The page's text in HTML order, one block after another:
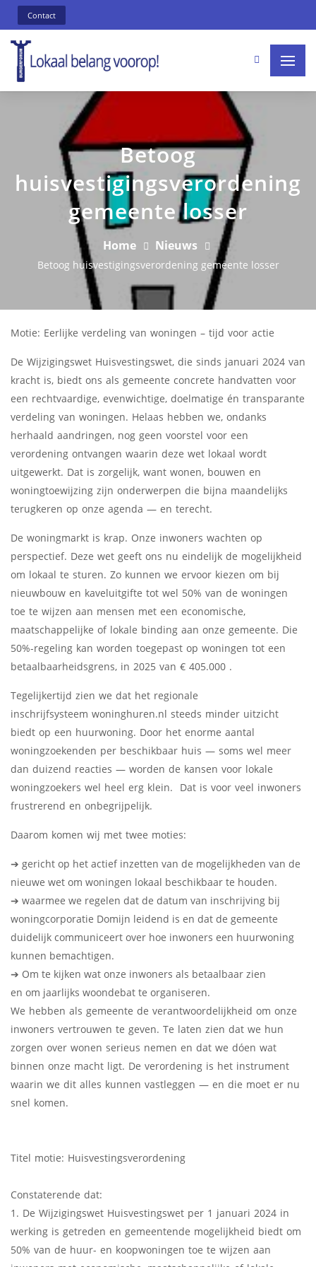
Contact
Betoog
huisvestigingsverordening
gemeente losser
Home Nieuws
Betoog huisvestigingsverordening gemeente losser
Motie: Eerlijke verdeling van woningen – tijd voor actie
De Wijzigingswet Huisvestingswet, die sinds januari 2024 van
kracht is, biedt ons als gemeente concrete handvatten voor
een rechtvaardige, evenwichtige, doelmatige én transparante
verdeling van woningen. Helaas hebben we, ondanks
herhaald aandringen, nog geen voorstel voor een
verordening ontvangen waarin deze wet lokaal wordt
uitgewerkt. Dat is zorgelijk, want wonen, bouwen en
woningtoewijzing zijn onderwerpen die bijna maandelijks
terugkeren op onze agenda — en terecht.
De woningmarkt is krap. Onze inwoners wachten op
perspectief. Deze wet geeft ons nu eindelijk de mogelijkheid
om lokaal te sturen. Zo kunnen we ervoor kiezen om bij
nieuwbouw en kaveluitgifte tot wel 50% van de woningen
toe te wijzen aan mensen met een economische,
maatschappelijke of lokale binding aan onze gemeente. Die
50%-regeling kan worden toegepast op woningen tot een
betaalbaarheidsgrens, in 2025 van € 405.000 .
Tegelijkertijd zien we dat het regionale
inschrijfsysteem woninghuren.nl steeds minder uitzicht
biedt op een huurwoning. Door het enorme aantal
woningzoekenden per beschikbaar huis — soms wel meer
dan duizend reacties — worden de kansen voor lokale
woningzoekers wel heel erg klein. Dat is voor veel inwoners
frustrerend en onbegrijpelijk.
Daarom komen wij met twee moties:
➔ gericht op het actief inzetten van de mogelijkheden van de
nieuwe wet om woningen lokaal beschikbaar te houden.
➔ waarmee we regelen dat de datum van inschrijving bij
woningcorporatie Domijn leidend is en dat de gemeente
duidelijk communiceert over hoe inwoners een huurwoning
kunnen bemachtigen.
➔ Om te kijken wat onze inwoners als betaalbaar zien
en om jaarlijks woondebat te organiseren.
We hebben als gemeente de verantwoordelijkheid om onze
inwoners vertrouwen te geven. Te laten zien dat we hun
zorgen over wonen serieus nemen en dat we dóen wat
binnen onze macht ligt. De verordening is het instrument
waarin we dit alles kunnen vastleggen — en die moet er nu
snel komen.
Titel motie: Huisvestingsverordening
Constaterende dat:
1. De Wijzigingswet Huisvestingswet per 1 januari 2024 in
werking is getreden en gemeentende mogelijkheid biedt om
50% van de huur- en koopwoningen toe te wijzen aan